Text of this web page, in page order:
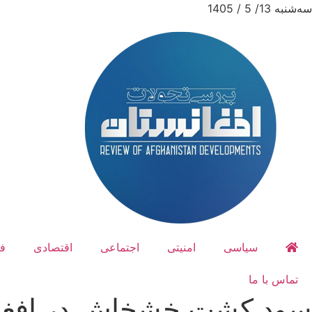
سه‌شنبه 13/ 5 / 1405
سیاسی امنیتی اجتماعی اقتصادی
تماس با ما